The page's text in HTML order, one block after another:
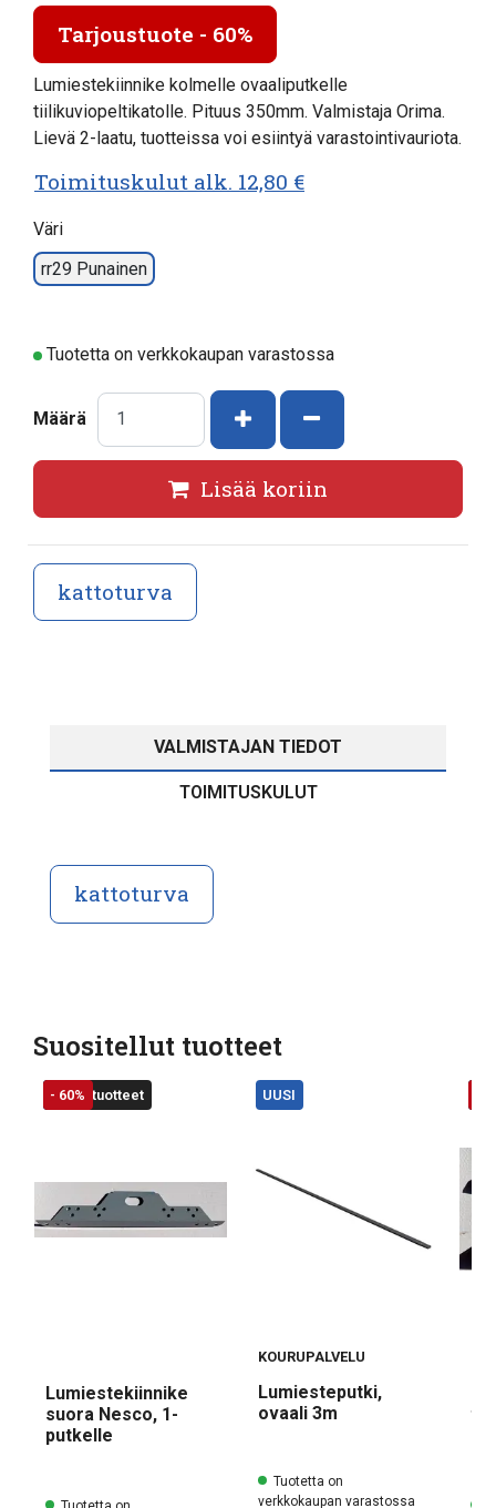
Tarjoustuote - 60%
Lumiestekiinnike kolmelle ovaaliputkelle
tiilikuviopeltikatolle. Pituus 350mm. Valmistaja Orima.
Lievä 2-laatu, tuotteissa voi esiintyä varastointivauriota.
Toimituskulut alk. 12,80 €
Väri
rr29 Punainen
Tuotetta on verkkokaupan varastossa
Määrä Kasvata määrää
Vähennä määrää
Lisää koriin
kattoturva
VALMISTAJAN TIEDOT
TOIMITUSKULUT
kattoturva
Suositellut tuotteet
UUSI
Poistotuotteet
- 60%
Lumiestekiinnike
suora Nesco, 1-
putkelle
UUSI
KOURUPALVELU
Lumiesteputki,
ovaali 3m
Tuotetta on
verkkokaupan varastossa